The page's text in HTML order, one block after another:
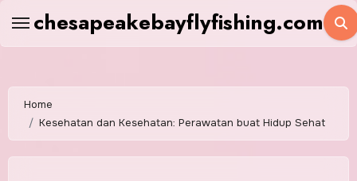
chesapeakebayflyfishing.com
Home
Kesehatan dan Kesehatan: Perawatan buat Hidup Sehat